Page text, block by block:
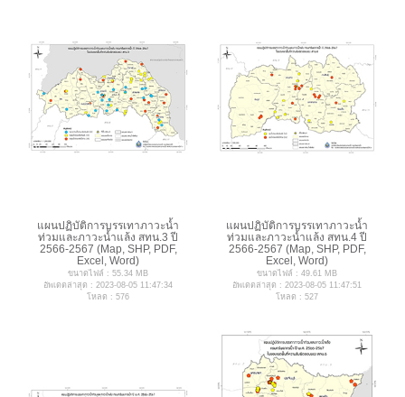
แผนปฏิบัติการบรรเทาภาวะน้ำ
ท่วมและภาวะน้ำแล้ง สทน.3 ปี
2566-2567 (Map, SHP, PDF,
Excel, Word)
ขนาดไฟล์ : 55.34 MB
อัพเดตล่าสุด : 2023-08-05 11:47:34
โหลด : 576
แผนปฏิบัติการบรรเทาภาวะน้ำ
ท่วมและภาวะน้ำแล้ง สทน.4 ปี
2566-2567 (Map, SHP, PDF,
Excel, Word)
ขนาดไฟล์ : 49.61 MB
อัพเดตล่าสุด : 2023-08-05 11:47:51
โหลด : 527